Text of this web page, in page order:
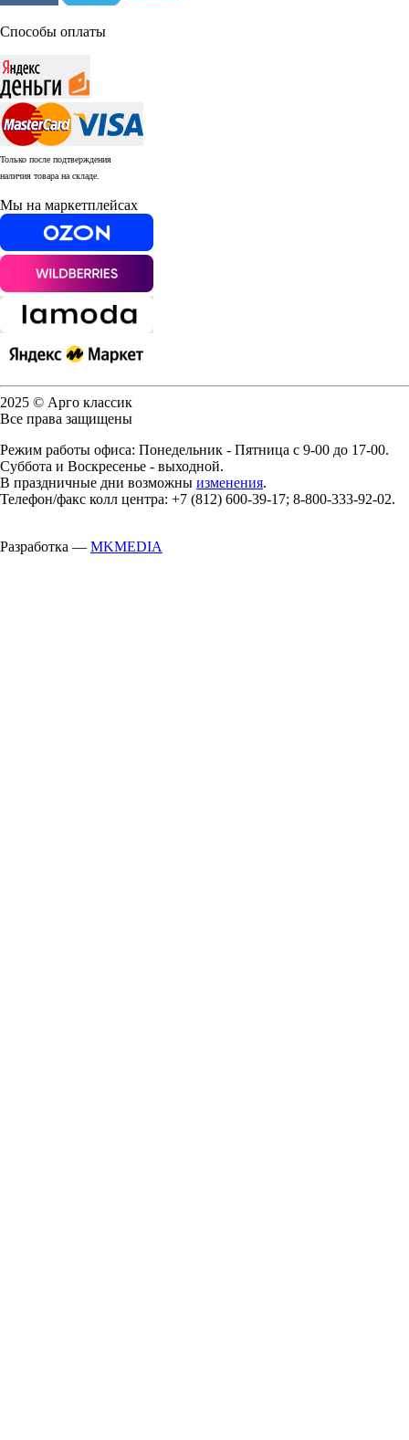
Способы оплаты
Только после подтверждения
наличия товара на складе.
Мы на маркетплейсах
2025 © Арго классик
Все права защищены
Режим работы офиса: Понедельник - Пятница с 9-00 до 17-00.
Суббота и Воскресенье - выходной.
В праздничные дни возможны изменения.
Телефон/факс колл центра: +7 (812) 600-39-17; 8-800-333-92-02.
Разработка — MKMEDIA